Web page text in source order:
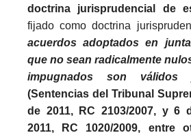
doctrina jurisprudencial de
fijado como doctrina
acuerdos adoptados en
que no sean radicalmente
impugnados son válidos
(Sentencias del Tribunal
de 2011, RC 2103/2007, y 6
2011, RC 1020/2009, entre